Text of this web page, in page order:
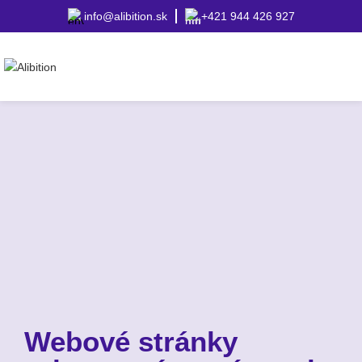
info@alibition.sk +421 944 426 927
Webové stránky